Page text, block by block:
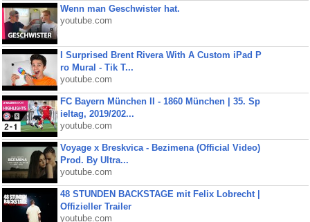
Wenn man Geschwister hat.
youtube.com
I Surprised Brent Rivera With A Custom iPad P
ro Mural - Tik T...
youtube.com
FC Bayern München II - 1860 München | 35. Sp
ieltag, 2019/202...
youtube.com
Voyage x Breskvica - Bezimena (Official Video)
Prod. By Ultra...
youtube.com
48 STUNDEN BACKSTAGE mit Felix Lobrecht |
Offizieller Trailer
youtube.com